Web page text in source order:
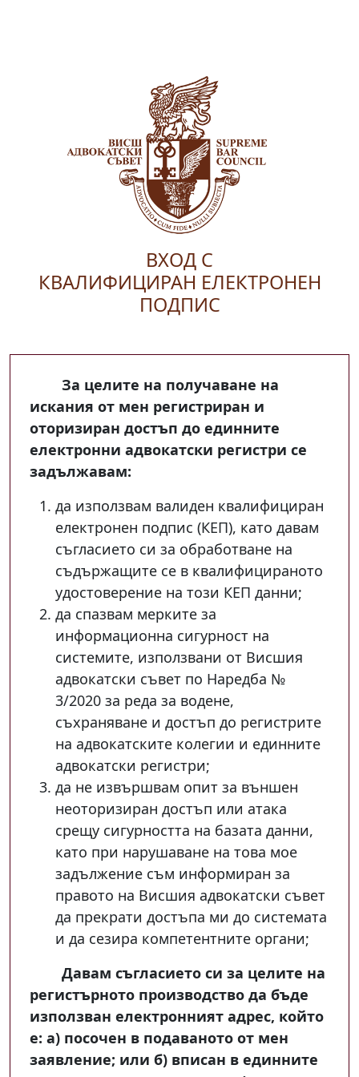
ВХОД С
КВАЛИФИЦИРАН ЕЛЕКТРОНЕН
ПОДПИС
За целите на получаване на
искания от мен регистриран и
оторизиран достъп до единните
електронни адвокатски регистри се
задължавам:
да използвам валиден квалифициран
електронен подпис (КЕП), като давам
съгласието си за обработване на
съдържащите се в квалифицираното
удостоверение на този КЕП данни;
да спазвам мерките за
информационна сигурност на
системите, използвани от Висшия
адвокатски съвет по Наредба №
3/2020 за реда за водене,
съхраняване и достъп до регистрите
на адвокатските колегии и единните
адвокатски регистри;
да не извършвам опит за външен
неоторизиран достъп или атака
срещу сигурността на базата данни,
като при нарушаване на това мое
задължение съм информиран за
правото на Висшия адвокатски съвет
да прекрати достъпа ми до системата
и да сезира компетентните органи;
Давам съгласието си за целите на
регистърното производство да бъде
използван електронният адрес, който
е: а) посочен в подаваното от мен
заявление; или б) вписан в единните